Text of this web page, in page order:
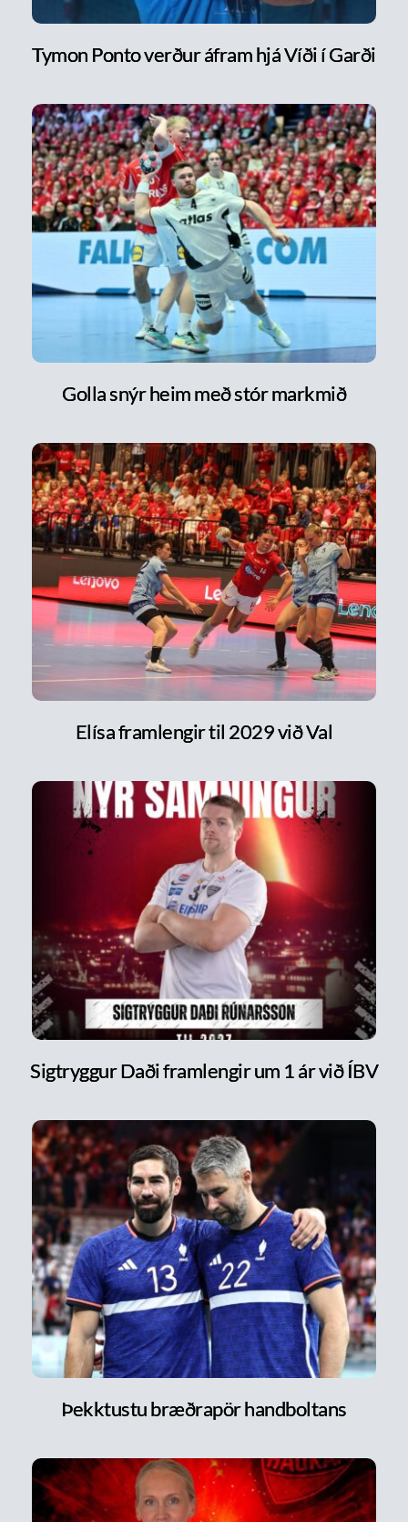
Tymon Ponto verður áfram hjá Víði í Garði
Golla snýr heim með stór markmið
Elísa framlengir til 2029 við Val
Sigtryggur Daði framlengir um 1 ár við ÍBV
Þekktustu bræðrapör handboltans